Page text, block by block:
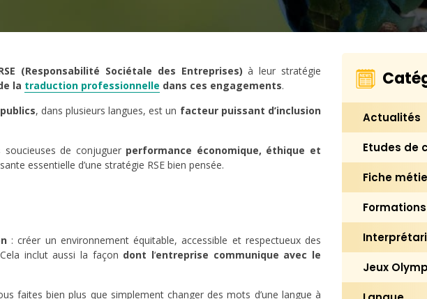
(Responsabilité Sociétale des Entreprises) à leur stratégie
la traduction professionnelle dans ces engagements.
, dans plusieurs langues, est un facteur puissant d’inclusion
de conjuguer performance économique, éthique et
essentielle d’une stratégie RSE bien pensée.
: créer un environnement équitable, accessible et respectueux des
inclut aussi la façon dont l‘entreprise communique avec le
faites bien plus que simplement changer des mots d’une langue à
Actualités
Etudes de
Fiche
Formations
Jeux